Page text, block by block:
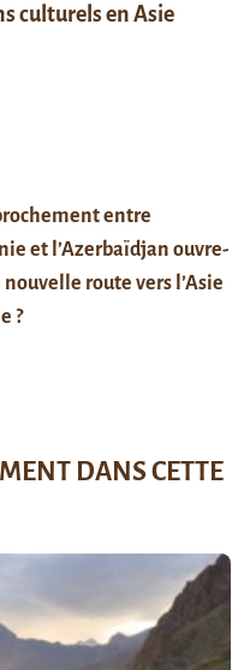
culturels en Asie
entre
et l’Azerbaïdjan ouvre-
route vers l’Asie
?
DANS CETTE